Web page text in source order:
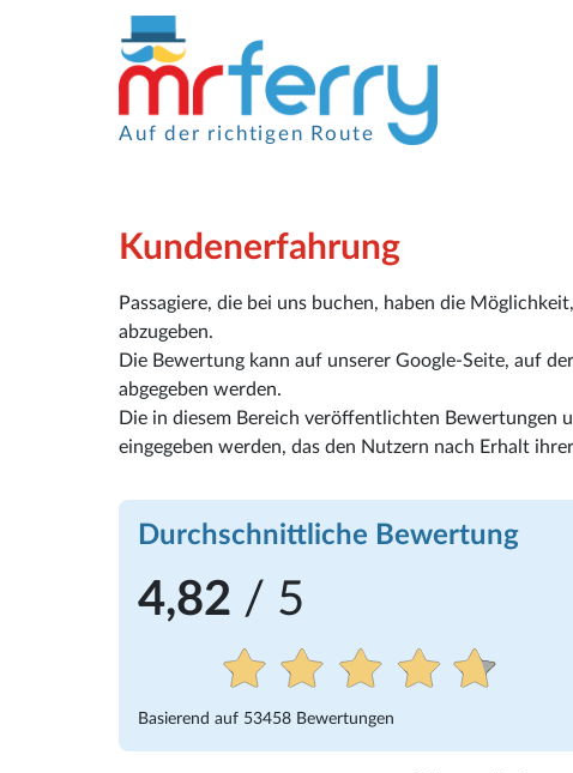
Auf der richtigen Route
Kundenerfahrung
Passagiere, die bei uns buchen, haben die
abzugeben.
Die Bewertung kann auf unserer Google-Seite, auf
abgegeben werden.
Die in diesem Bereich veröffentlichten Bewertungen
eingegeben werden, das den Nutzern nach Erhalt
Durchschnittliche Bewertung
4,82 / 5
Basierend auf 53458 Bewertungen